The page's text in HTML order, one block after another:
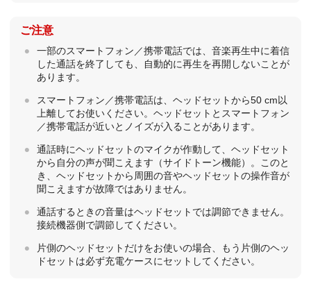
ご注意
一部のスマートフォン／携帯電話では、音楽再生中に着信
した通話を終了しても、自動的に再生を再開しないことが
あります。
スマートフォン／携帯電話は、ヘッドセットから50 cm以
上離してお使いください。ヘッドセットとスマートフォン
／携帯電話が近いとノイズが入ることがあります。
通話時にヘッドセットのマイクが作動して、ヘッドセット
から自分の声が聞こえます（サイドトーン機能）。このと
き、ヘッドセットから周囲の音やヘッドセットの操作音が
聞こえますが故障ではありません。
通話するときの音量はヘッドセットでは調節できません。
接続機器側で調節してください。
片側のヘッドセットだけをお使いの場合、もう片側のヘッ
ドセットは必ず充電ケースにセットしてください。